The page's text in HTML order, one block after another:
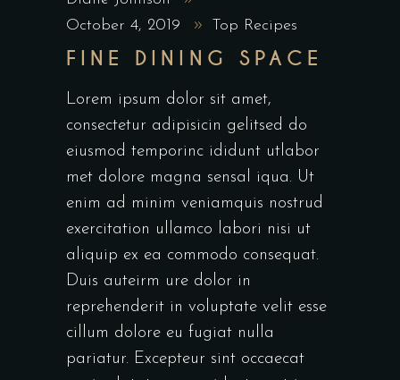
October 4, 2019
Top Recipes
FINE DINING SPACE
Lorem ipsum dolor sit amet,
consectetur adipisicin gelitsed do
eiusmod temporinc ididunt utlabor
met dolore magna sensal iqua. Ut
enim ad minim veniamquis nostrud
exercitation ullamco labori nisi ut
aliquip ex ea commodo consequat.
Duis auteirm ure dolor in
reprehenderit in voluptate velit esse
cillum dolore eu fugiat nulla
pariatur. Excepteur sint occaecat